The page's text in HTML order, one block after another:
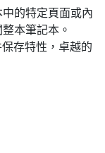
的特定頁面或內
本筆記本。
存特性，卓越的